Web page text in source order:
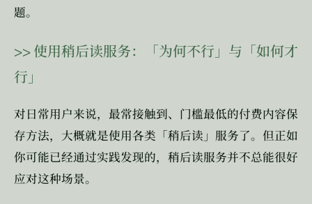
题。
>> 使用稍后读服务：「为何不行」与「如何才
行」
对日常用户来说，最常接触到、门槛最低的付费内容保
存方法，大概就是使用各类「稍后读」服务了。但正如
你可能已经通过实践发现的，稍后读服务并不总能很好
应对这种场景。